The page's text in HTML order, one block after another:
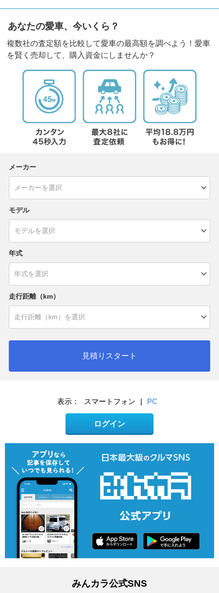
あなたの愛車、今いくら？
複数社の査定額を比較して愛車の最高額を調べよう！愛車
を賢く売却して、購入資金にしませんか？
メーカー
モデル
年式
走行距離（km）
見積りスタート
表示： スマートフォン | PC
ログイン
みんカラ公式SNS